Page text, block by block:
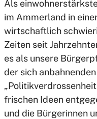
Als
im Ammerland in
wirtschaftlich
Zeiten seit
es als unsere
der sich anbahnenden
frischen Ideen
und die Bürgerinnen